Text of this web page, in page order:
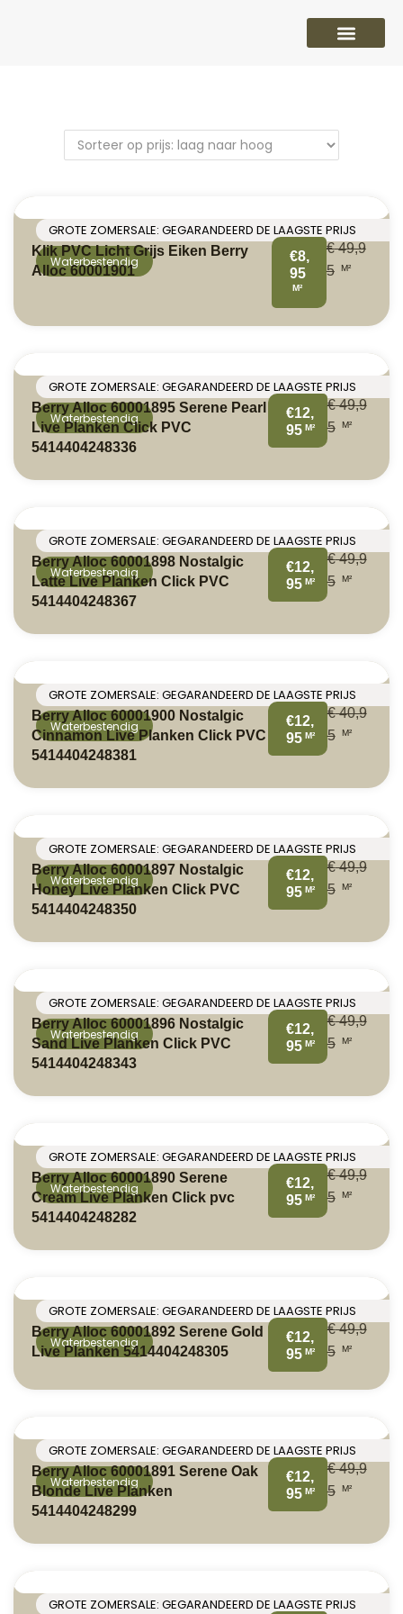
GROTE ZOMERSALE: GEGARANDEERD DE LAAGSTE PRIJS
Waterbestendig
Klik PVC Licht Grijs Eiken Berry
Alloc 60001901
€8,
95
M²
€49,9
5
M²
GROTE ZOMERSALE: GEGARANDEERD DE LAAGSTE PRIJS
Waterbestendig
Berry Alloc 60001895 Serene Pearl
Live Planken Click PVC
5414404248336
€12,
95 M²
€49,9
5
M²
GROTE ZOMERSALE: GEGARANDEERD DE LAAGSTE PRIJS
Waterbestendig
Berry Alloc 60001898 Nostalgic
Latte Live Planken Click PVC
5414404248367
€12,
95 M²
€49,9
5
M²
GROTE ZOMERSALE: GEGARANDEERD DE LAAGSTE PRIJS
Waterbestendig
Berry Alloc 60001900 Nostalgic
Cinnamon Live Planken Click PVC
5414404248381
€12,
95 M²
€40,9
5
M²
GROTE ZOMERSALE: GEGARANDEERD DE LAAGSTE PRIJS
Waterbestendig
Berry Alloc 60001897 Nostalgic
Honey Live Planken Click PVC
5414404248350
€12,
95 M²
€49,9
5
M²
GROTE ZOMERSALE: GEGARANDEERD DE LAAGSTE PRIJS
Waterbestendig
Berry Alloc 60001896 Nostalgic
Sand Live Planken Click PVC
5414404248343
€12,
95 M²
€49,9
5
M²
GROTE ZOMERSALE: GEGARANDEERD DE LAAGSTE PRIJS
Waterbestendig
Berry Alloc 60001890 Serene
Cream Live Planken Click pvc
5414404248282
€12,
95 M²
€49,9
5
M²
GROTE ZOMERSALE: GEGARANDEERD DE LAAGSTE PRIJS
Waterbestendig
Berry Alloc 60001892 Serene Gold
Live Planken 5414404248305
€12,
95 M²
€49,9
5
M²
GROTE ZOMERSALE: GEGARANDEERD DE LAAGSTE PRIJS
Waterbestendig
Berry Alloc 60001891 Serene Oak
Blonde Live Planken
5414404248299
€12,
95 M²
€49,9
5
M²
GROTE ZOMERSALE: GEGARANDEERD DE LAAGSTE PRIJS